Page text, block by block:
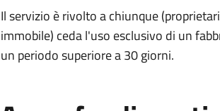
Il servizio è rivolto a chiunque
immobile) ceda l'uso esclusivo di un
un periodo superiore a 30 giorni.